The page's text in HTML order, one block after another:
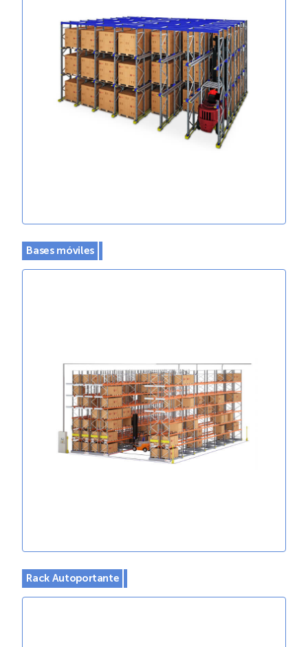
Bases móviles
Rack Autoportante